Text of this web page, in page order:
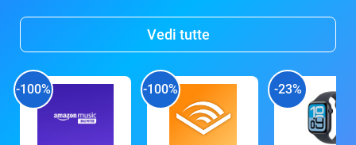
Vedi tutte
-100% -100% -23%